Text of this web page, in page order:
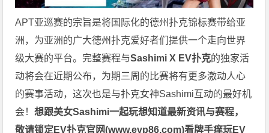
APT亚巡赛的宗旨是将国际化的德州扑克锦标赛带给亚
洲，为亚洲的广大德州扑克爱好者们提供一个走向世界
级大赛的平台。 完整赛程与Sashimi X EV扑克的独家活
动将会在近期公布，为期三周的比赛将有更多激动人心
的赛事活动，这次也是与扑克女神Sashimi互动的最好机
会！想跟美女Sashimi一起玩想知道最新资讯与赛程，
敬请锁定EV扑克官网(www.evp86.com)看牌手痒玩EV